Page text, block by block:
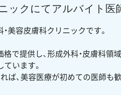
ックにてアルバイト医
美容皮膚科クリニックです。
で提供し、形成外科・皮膚科領
います。
ば、美容医療が初めての医師も歓